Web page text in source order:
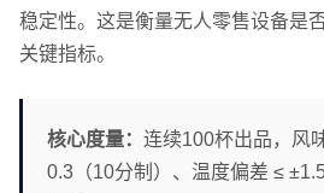
稳定性。这是衡量无人零售设备是
关键指标。
核心度量： 连续100杯出品，风
0.3（10分制）、温度偏差 ≤